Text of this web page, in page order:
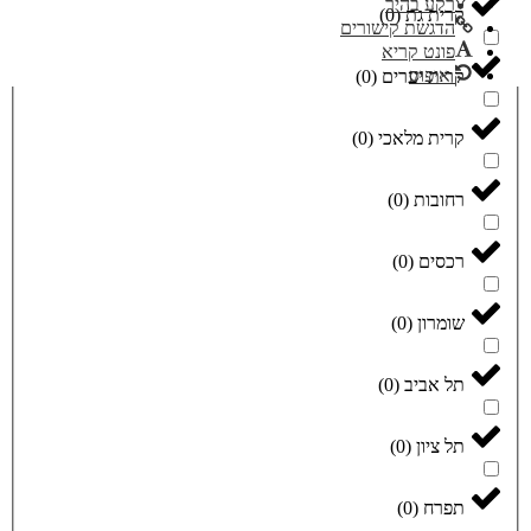
קרית גת(
0
)
קרית יערים (
0
)
קרית מלאכי (
0
)
רחובות (
0
)
רכסים (
0
)
שומרון (
0
)
תל אביב (
0
)
תל ציון (
0
)
תפרח (
0
)
רקע בהיר
הדגשת קישורים
פונט קריא
איפוס